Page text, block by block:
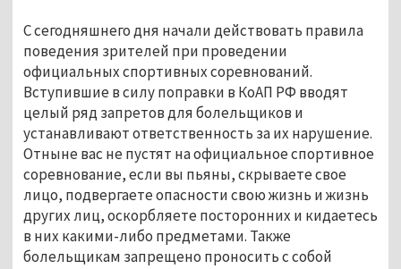
С сегодняшнего дня начали действовать правила
поведения зрителей при проведении
официальных спортивных соревнований.
Вступившие в силу поправки в КоАП РФ вводят
целый ряд запретов для болельщиков и
устанавливают ответственность за их нарушение.
Отныне вас не пустят на официальное спортивное
соревнование, если вы пьяны, скрываете свое
лицо, подвергаете опасности свою жизнь и жизнь
других лиц, оскорбляете посторонних и кидаетесь
в них какими-либо предметами. Также
болельщикам запрещено проносить с собой